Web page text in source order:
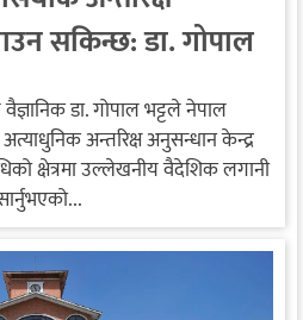
सकिन्छ: डा. गोपाल
वैज्ञानिक डा. गोपाल भट्टले नेपाल
अन्तरिक्ष अनुसन्धान केन्द्र
क्षेत्रमा उल्लेखनीय वैदेशिक लगानी